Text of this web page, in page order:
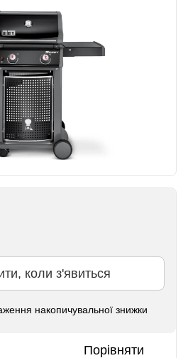
коли з'явиться
накопичувальної знижки
Порівняти